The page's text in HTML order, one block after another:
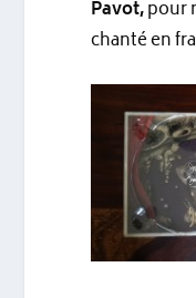
Pavot,pour
chanté en